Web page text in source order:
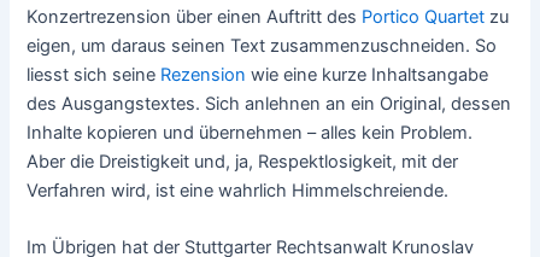
Konzertrezension über einen Auftritt des Portico Quartet zu
eigen, um daraus seinen Text zusammenzuschneiden. So
liesst sich seine Rezension wie eine kurze Inhaltsangabe
des Ausgangstextes. Sich anlehnen an ein Original, dessen
Inhalte kopieren und übernehmen – alles kein Problem.
Aber die Dreistigkeit und, ja, Respektlosigkeit, mit der
Verfahren wird, ist eine wahrlich Himmelschreiende.
Im Übrigen hat der Stuttgarter Rechtsanwalt Krunoslav